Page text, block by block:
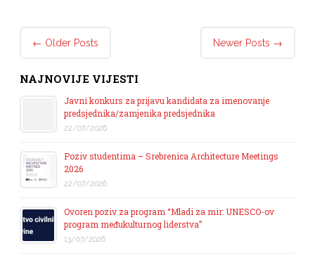
Post navigation
← Older Posts Newer Posts →
NAJNOVIJE VIJESTI
Javni konkurs za prijavu kandidata za imenovanje
predsjednika/zamjenika predsjednika
22/07/2026
Poziv studentima – Srebrenica Architecture Meetings
2026
22/07/2026
Ovoren poziv za program “Mladi za mir: UNESCO-ov
program međukulturnog liderstva”
13/07/2026